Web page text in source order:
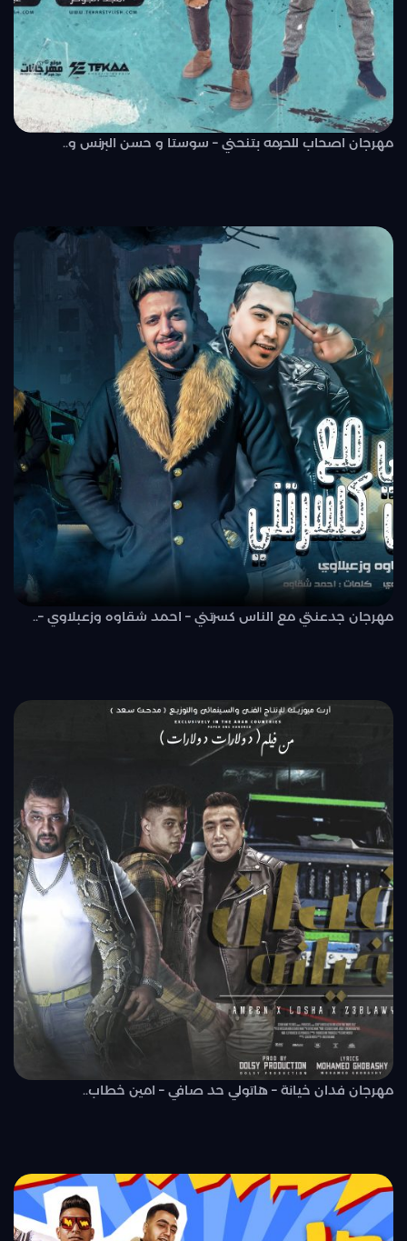
مهرجان اصحاب للحرمه بتنحني – سوستا و حسن البرنس و..
مهرجان جدعنتي مع الناس كسرتني – احمد شقاوه وزعبلاوي –..
مهرجان فدان خيانة – هاتولي حد صافي – امين خطاب..